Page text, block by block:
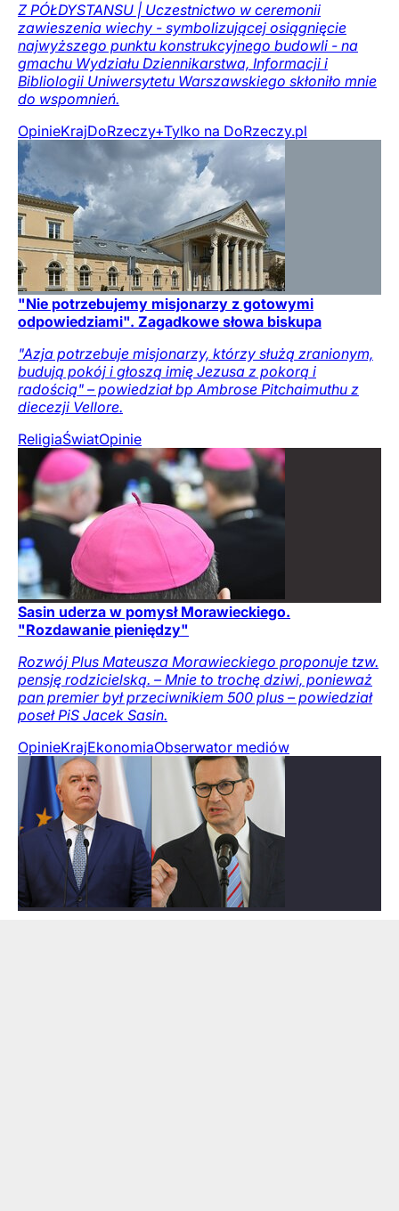
Z PÓŁDYSTANSU | Uczestnictwo w ceremonii
zawieszenia wiechy - symbolizującej osiągnięcie
najwyższego punktu konstrukcyjnego budowli - na
gmachu Wydziału Dziennikarstwa, Informacji i
Bibliologii Uniwersytetu Warszawskiego skłoniło mnie
do wspomnień.
OpinieKrajDoRzeczy+Tylko na DoRzeczy.pl
"Nie potrzebujemy misjonarzy z gotowymi
odpowiedziami". Zagadkowe słowa biskupa
"Azja potrzebuje misjonarzy, którzy służą zranionym,
budują pokój i głoszą imię Jezusa z pokorą i
radością" – powiedział bp Ambrose Pitchaimuthu z
diecezji Vellore.
ReligiaŚwiatOpinie
Sasin uderza w pomysł Morawieckiego.
"Rozdawanie pieniędzy"
Rozwój Plus Mateusza Morawieckiego proponuje tzw.
pensję rodzicielską. – Mnie to trochę dziwi, ponieważ
pan premier był przeciwnikiem 500 plus – powiedział
poseł PiS Jacek Sasin.
OpinieKrajEkonomiaObserwator mediów